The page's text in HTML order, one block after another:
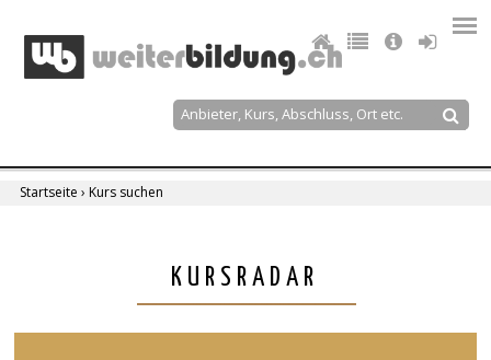
navigation
Suche
Startseite › Kurs suchen
KURSRADAR